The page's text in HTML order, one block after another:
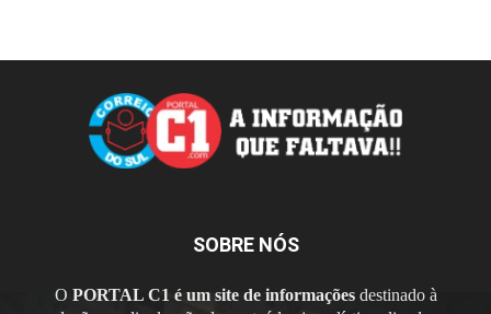
SOBRE NÓS
O PORTAL C1 é um site de informaçõesdestinado à